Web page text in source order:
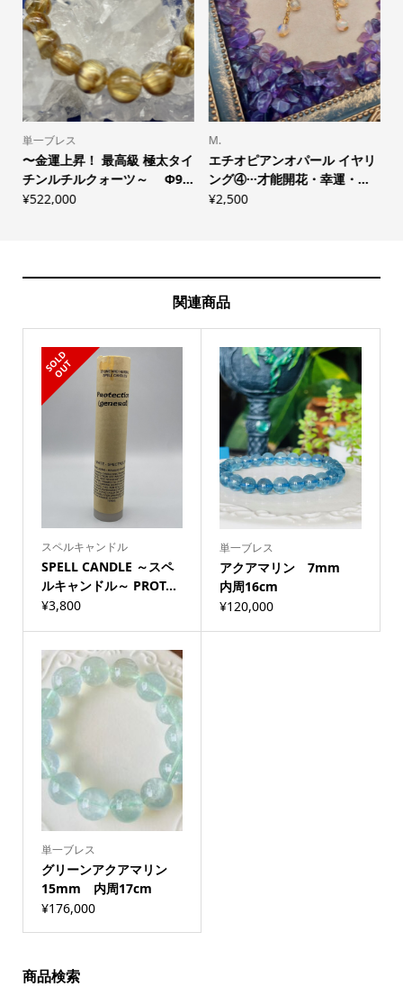
単一ブレス
〜金運上昇！ 最高級 極太タイ
チンルチルクォーツ～ Φ9...
¥522,000
M.
エチオピアンオパール イヤリ
ング④···才能開花・幸運・...
¥2,500
関連商品
S
O
L
D
O
U
T
スペルキャンドル
SPELL CANDLE ～スペ
ルキャンドル～ PROT...
¥3,800
単一ブレス
アクアマリン 7mm
内周16cm
¥120,000
単一ブレス
グリーンアクアマリン
15mm 内周17cm
¥176,000
商品検索